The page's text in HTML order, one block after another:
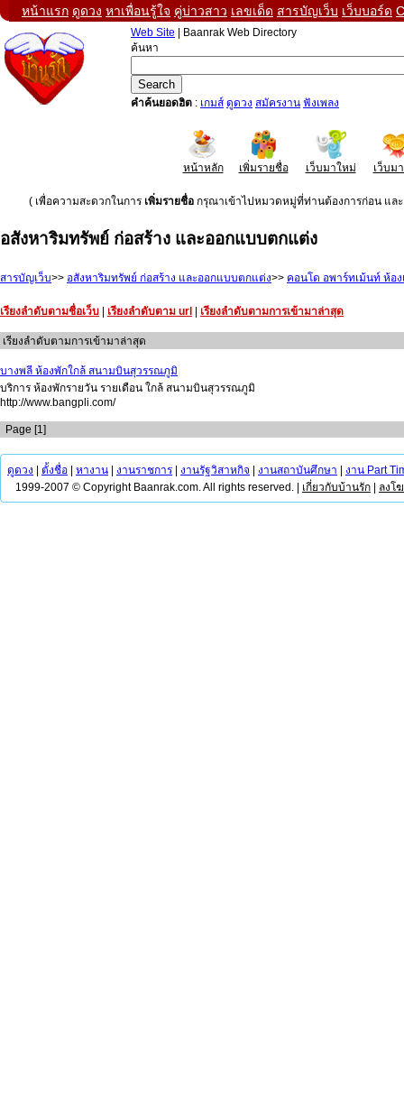
หน้าแรก ดูดวง หาเพื่อนรู้ใจ คู่บ่าวสาว เลขเด็ด สารบัญเว็บ เว็บบอร์ด
Web Site | Baanrak Web Directory
ค้นหา
คำค้นยอดฮิต : เกมส์ ดูดวง สมัครงาน ฟังเพลง
หน้าหลัก เพิ่มรายชื่อ เว็บมาใหม่ เว็บม
( เพื่อความสะดวกในการ เพิ่มรายชื่อ กรุณาเข้าไปหมวดหมู่ที่ท่านต้องการก่อน แล
อสังหาริมทรัพย์ ก่อสร้าง และออกแบบตกแต่ง
สารบัญเว็บ>> อสังหาริมทรัพย์ ก่อสร้าง และออกแบบตกแต่ง>> คอนโด อพาร์ทเม้นท์ ห้อง
เรียงลำดับตามชื่อเว็บ เรียงลำดับตาม url เรียงลำดับตามการเข้ามาล่าสุด
เรียงลำดับตามการเข้ามาล่าสุด
บางพลี ห้องพักใกล้ สนามบินสุวรรณภูมิ
บริการ ห้องพักรายวัน รายเดือน ใกล้ สนามบินสุวรรณภูมิ
http://www.bangpli.com/
Page [1]
ดูดวง ตั้งชื่อ หางาน งานราชการ งานรัฐวิสาหกิจ งานสถาบันศึกษา
งาน Part
1999-2007 © Copyright Baanrak.com. All rights reserved. | เกี่ยวกับบ้านรัก ลงโ